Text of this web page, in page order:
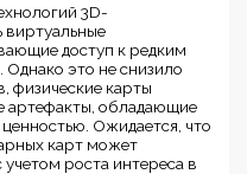
3D-
виртуальные
доступ к редким
это не снизило
физические карты
артефакты, обладающие
Ожидается, что
карт может
роста интереса в